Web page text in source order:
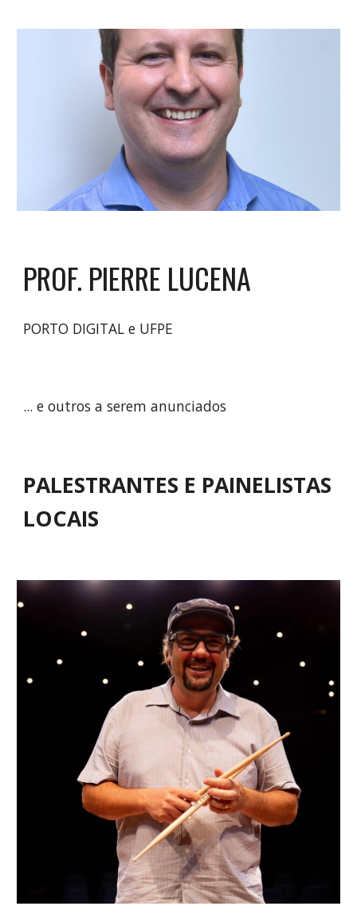
PROF. PIERRE LUCENA
PORTO DIGITAL e UFPE
... e outros a serem anunciados
PALESTRANTES E PAINELISTAS
LOCAIS